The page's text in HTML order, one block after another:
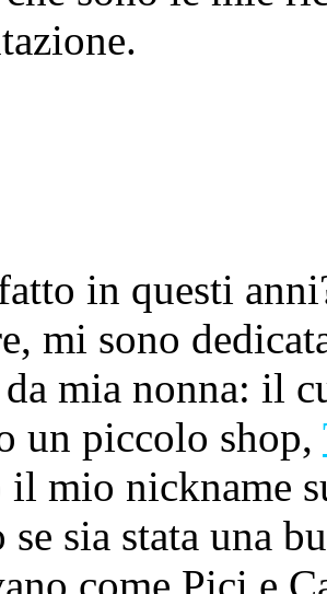
in questi
mi sono
mia nonna: il
un piccolo shop,
il mio nickname
se sia stata una
come Pici e